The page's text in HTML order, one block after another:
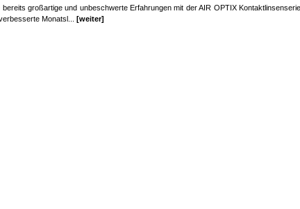
bereits großartige und unbeschwerte Erfahrungen mit der AIR OPTIX
Monatsl... [weiter]